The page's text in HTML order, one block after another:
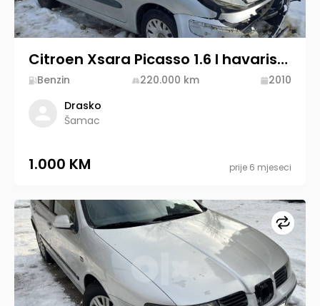
Citroen Xsara Picasso 1.6 I havarisan, kompletan
Benzin 220.000 km
2010
Drasko
Šamac
1.000 KM prije 6 mjeseci